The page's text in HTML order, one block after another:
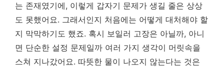
는 존재였기에, 이렇게 갑자기 문제가 생길 줄은 상상
도 못했어요. 그래서인지 처음에는 어떻게 대처해야 할
지 막막하기도 했죠. 혹시 보일러 고장은 아닐까, 아니
면 단순한 설정 문제일까 여러 가지 생각이 머릿속을
스쳐 지나갔어요. 따뜻한 물이 나오지 않는다는 것은